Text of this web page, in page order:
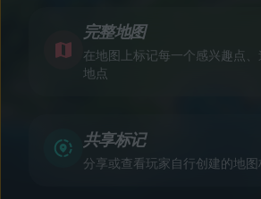
完整地图
在地图上标记每一个感兴趣点
地点
共享标记
分享或查看玩家自行创建的地图